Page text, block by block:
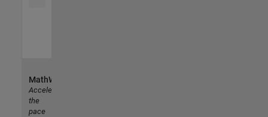
MathWorks
Accelerating
the
pace